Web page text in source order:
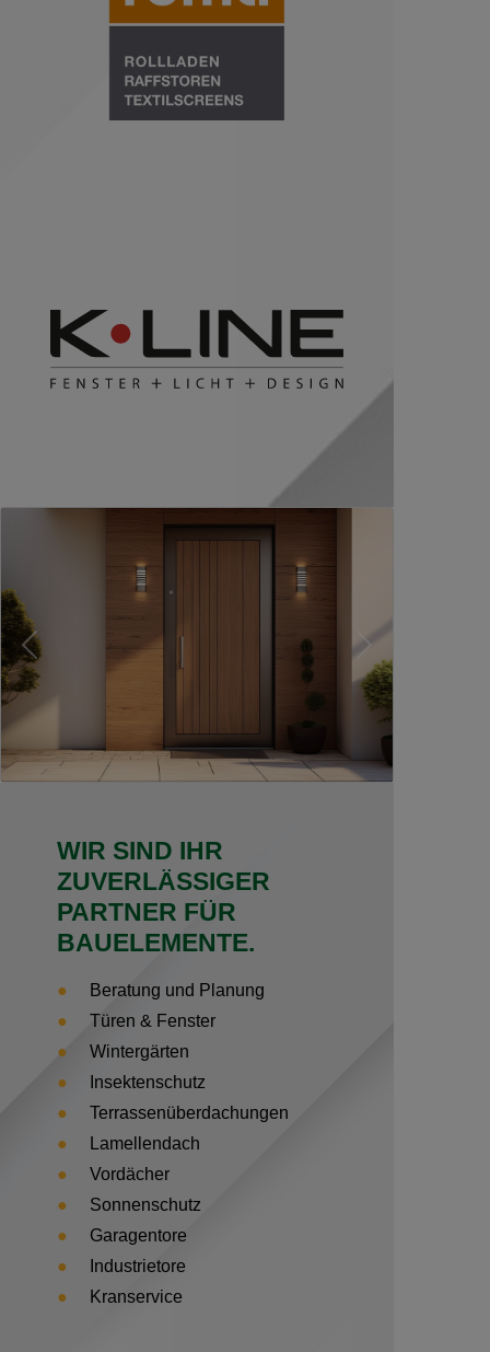
WIR SIND IHR
ZUVERLÄSSIGER
PARTNER FÜR
BAUELEMENTE.
Beratung und Planung
Türen & Fenster
Wintergärten
Insektenschutz
Terrassenüberdachungen
Lamellendach
Vordächer
Sonnenschutz
Garagentore
Industrietore
Kranservice